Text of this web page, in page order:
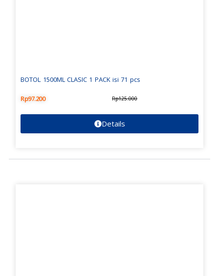
BOTOL 1500ML CLASIC 1 PACK isi 71 pcs
Rp97.200 Rp125.000
Details